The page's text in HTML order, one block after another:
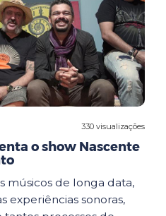
330 visualizações
o show Nascente
músicos de longa data,
experiências sonoras,